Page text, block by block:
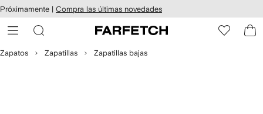
al
Próximamente | Compra las últimas novedades
Zapatos Zapatillas Zapatillas bajas